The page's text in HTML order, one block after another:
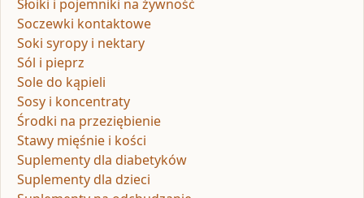
Słoiki i pojemniki na żywność
Soczewki kontaktowe
Soki syropy i nektary
Sól i pieprz
Sole do kąpieli
Sosy i koncentraty
Środki na przeziębienie
Stawy mięśnie i kości
Suplementy dla diabetyków
Suplementy dla dzieci